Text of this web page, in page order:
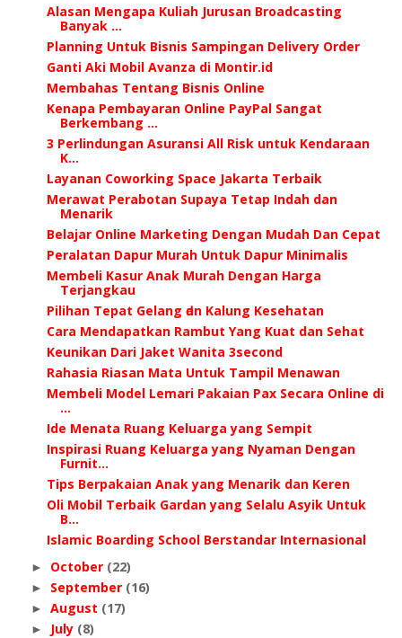
Alasan Mengapa Kuliah Jurusan Broadcasting
Banyak ...
Planning Untuk Bisnis Sampingan Delivery Order
Ganti Aki Mobil Avanza di Montir.id
Membahas Tentang Bisnis Online
Kenapa Pembayaran Online PayPal Sangat
Berkembang ...
3 Perlindungan Asuransi All Risk untuk Kendaraan
K...
Layanan Coworking Space Jakarta Terbaik
Merawat Perabotan Supaya Tetap Indah dan
Menarik
Belajar Online Marketing Dengan Mudah Dan Cepat
Peralatan Dapur Murah Untuk Dapur Minimalis
Membeli Kasur Anak Murah Dengan Harga
Terjangkau
Pilihan Tepat Gelang ԁаn Kalung Kesehatan
Cara Mendapatkan Rambut Yang Kuat dan Sehat
Keunikan Dari Jaket Wanita 3second
Rahasia Riasan Mata Untuk Tampil Menawan
Membeli Model Lemari Pakaian Pax Secara Online di
...
Ide Menata Ruang Keluarga yang Sempit
Inspirasi Ruang Keluarga yang Nyaman Dengan
Furnit...
Tips Berpakaian Anak yang Menarik dan Keren
Oli Mobil Terbaik Gardan yang Selalu Asyik Untuk
B...
Islamic Boarding School Berstandar Internasional
► October (22)
► September (16)
► August (17)
► July (8)